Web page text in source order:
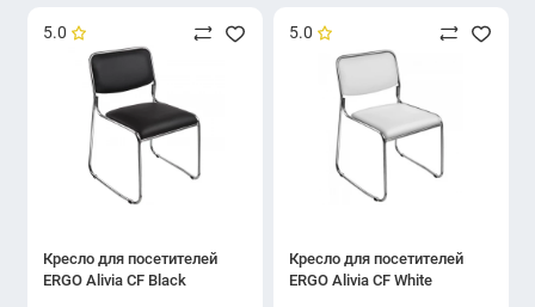
5.0
Кресло для посетителей
ERGO Alivia CF Black
5.0
Кресло для посетителей
ERGO Alivia CF White